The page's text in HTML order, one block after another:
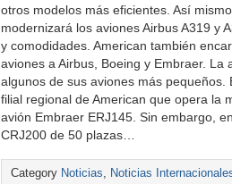
otros modelos más eficientes. Así
modernizará los aviones Airbus A319 y
y comodidades. American también
aviones a Airbus, Boeing y Embraer.
algunos de sus aviones más pequeños.
filial regional de American que opera la
avión Embraer ERJ145. Sin embargo,
CRJ200 de 50 plazas…
Category Noticias, Noticias